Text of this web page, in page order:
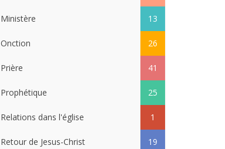
Ministère 13
Onction 26
Prière 41
Prophétique 25
Relations dans l'église 1
Retour de Jesus-Christ 19